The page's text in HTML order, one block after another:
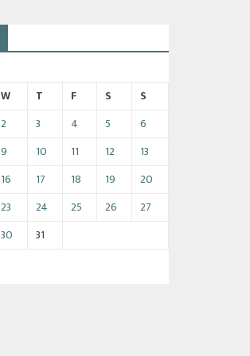
W T F S
S
2 3 4 5
6
9 10 11 12
13
16 17 18 19
20
23 24 25 26
27
30 31